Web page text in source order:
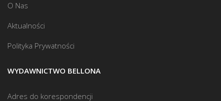
O Nas
Aktualności
Polityka Prywatności
WYDAWNICTWO BELLONA
Adres do korespondencji